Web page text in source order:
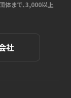
体まで、3,000以上
社